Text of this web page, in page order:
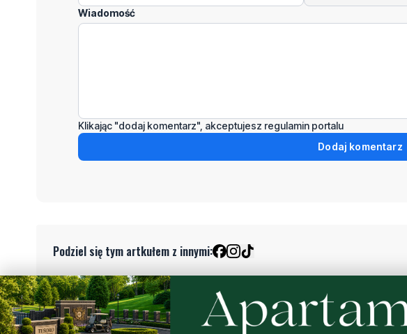
Wiadomość
Klikając "dodaj komentarz", akceptujesz regulamin portalu
Dodaj komentarz
Podziel się tym artkułem z innymi:
Czytaj również